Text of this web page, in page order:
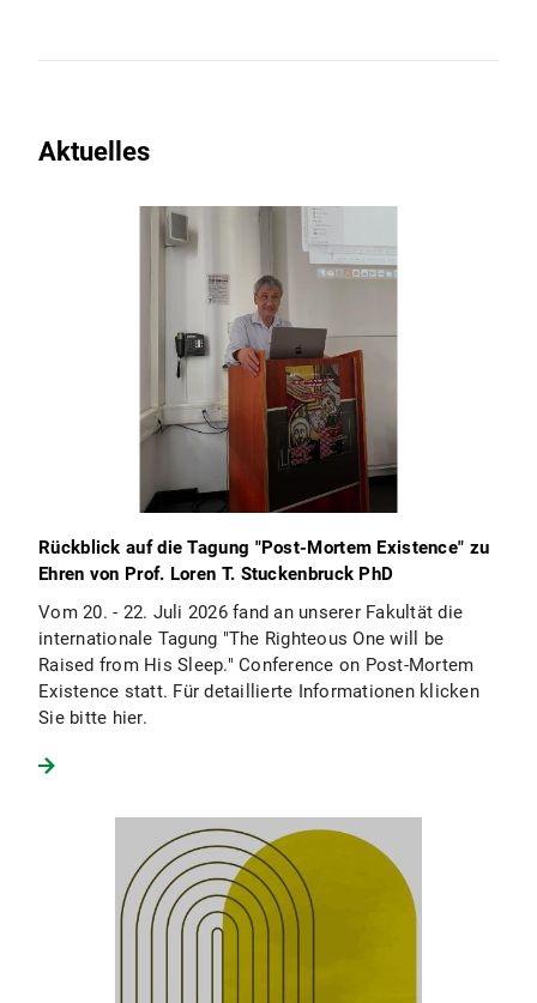
Aktuelles
Rückblick auf die Tagung "Post-Mortem Existence" zu
Ehren von Prof. Loren T. Stuckenbruck PhD
Vom 20. - 22. Juli 2026 fand an unserer Fakultät die
internationale Tagung "The Righteous One will be
Raised from His Sleep." Conference on Post-Mortem
Existence statt. Für detaillierte Informationen klicken
Sie bitte hier.